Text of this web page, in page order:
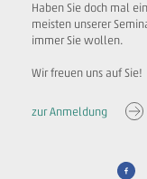
Haben Sie doch mal
meisten unserer
immer Sie wollen.
Wir freuen uns auf Sie!
zur Anmeldung